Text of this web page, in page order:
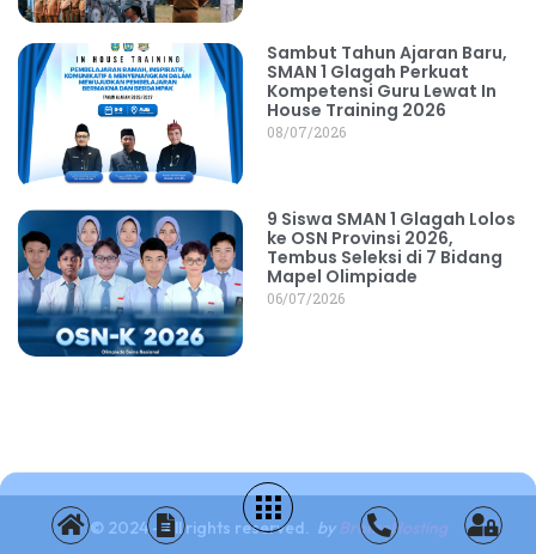
Sambut Tahun Ajaran Baru,
SMAN 1 Glagah Perkuat
Kompetensi Guru Lewat In
House Training 2026
08/07/2026
9 Siswa SMAN 1 Glagah Lolos
ke OSN Provinsi 2026,
Tembus Seleksi di 7 Bidang
Mapel Olimpiade
06/07/2026
© 2024 - All rights reserved. byBromoHosting